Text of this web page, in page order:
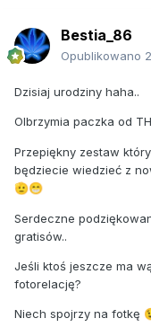
Bestia_86
Opublikowano
Dzisiaj urodziny haha..
Olbrzymia paczka od
Przepiękny zestaw
będziecie wiedzieć z
🫡😁
Serdeczne
gratisów..
Jeśli ktoś jeszcze ma
fotorelację?
Niech spojrzy na fotkę